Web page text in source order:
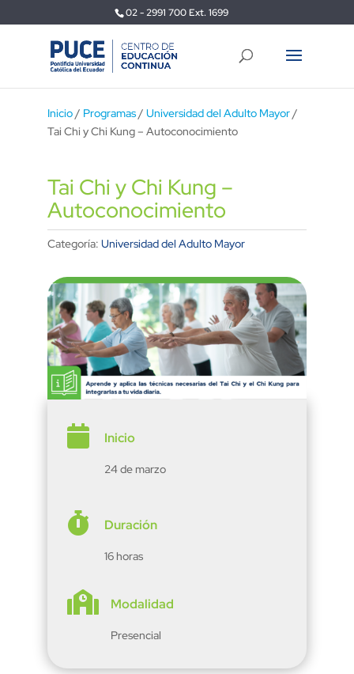
02 - 2991 700 Ext. 1699
Inicio/ Programas/ Universidad del Adulto Mayor/
Tai Chi y Chi Kung – Autoconocimiento
Tai Chi y Chi Kung –
Autoconocimiento
Categoría: Universidad del Adulto Mayor
 Inicio
24 de marzo
 Duración
16 horas
 Modalidad
Presencial